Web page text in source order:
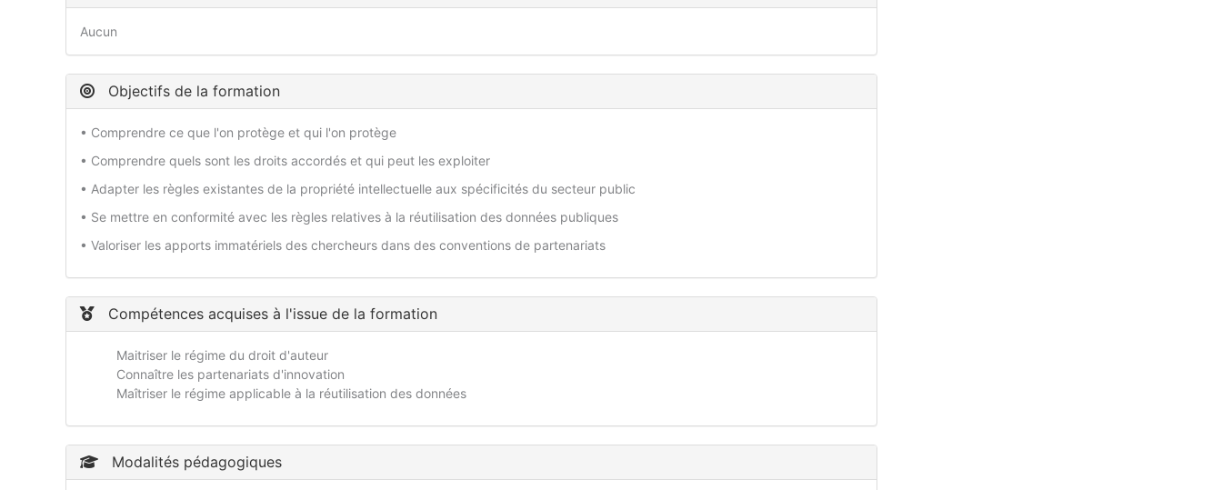
Aucun
Objectifs de la formation
• Comprendre ce que l'on protège et qui l'on protège
• Comprendre quels sont les droits accordés et qui peut les exploiter
• Adapter les règles existantes de la propriété intellectuelle aux spécificités du secteur public
• Se mettre en conformité avec les règles relatives à la réutilisation des données publiques
• Valoriser les apports immatériels des chercheurs dans des conventions de partenariats
Compétences acquises à l'issue de la formation
Maitriser le régime du droit d'auteur
Connaître les partenariats d'innovation
Maîtriser le régime applicable à la réutilisation des données
Modalités pédagogiques